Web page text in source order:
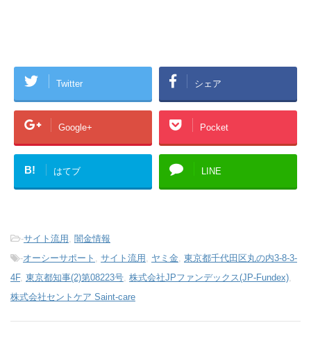
Twitter シェア
Google+ Pocket
B! はてブ LINE
-サイト流用 , 闇金情報
-オーシーサポート , サイト流用 , ヤミ金, 東京都千代田区丸の内3-8-3-
4F, 東京都知事(2)第08223号, 株式会社JPファンデックス(JP-Fundex),
株式会社セントケア Saint-care